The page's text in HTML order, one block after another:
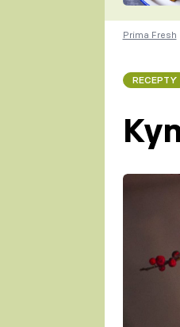
Prima Fresh
RECEPTY